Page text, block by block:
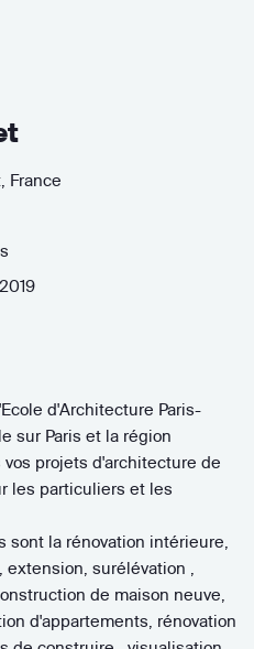
France
d'Architecture Paris-
sur Paris et la région
projets d'architecture de
les particuliers et les
la rénovation intérieure,
surélévation ,
de maison neuve,
d'appartements, rénovation